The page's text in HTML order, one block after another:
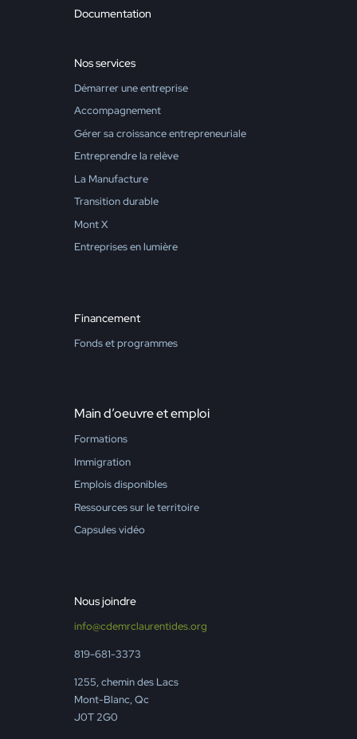
Documentation
Nos services
Démarrer une entreprise
Accompagnement
Gérer sa croissance entrepreneuriale
Entreprendre la relève
La Manufacture
Transition durable
Mont X
Entreprises en lumière
Financement
Fonds et programmes
Main d’oeuvre et emploi
Formations
Immigration
Emplois disponibles
Ressources sur le territoire
Capsules vidéo
Nous joindre
info@cdemrclaurentides.org
819-681-3373
1255, chemin des Lacs
Mont-Blanc, Qc
J0T 2G0